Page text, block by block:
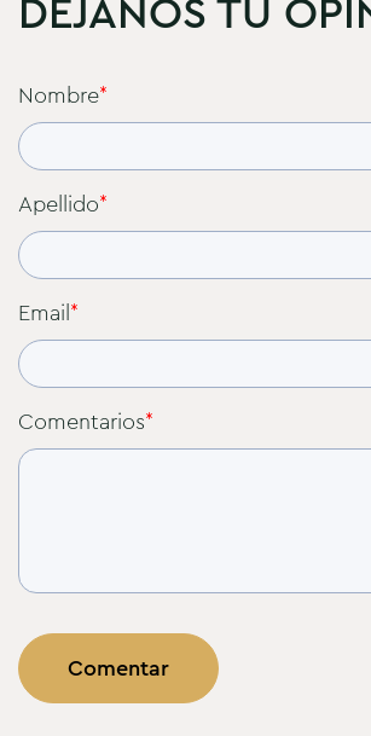
DEJANOS TU
Nombre*
Apellido*
Email*
Comentarios*